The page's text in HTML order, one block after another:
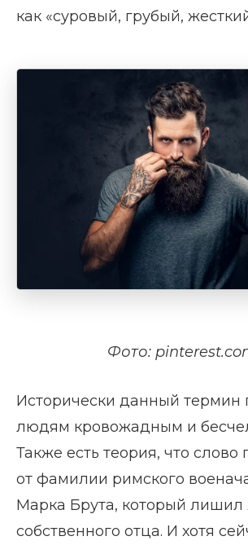
как «суровый, грубый,
Фото:
Исторически данный термин
людям кровожадным и
Также есть теория, что
от фамилии римского
Марка Брута, который лишил
собственного отца. И хотя